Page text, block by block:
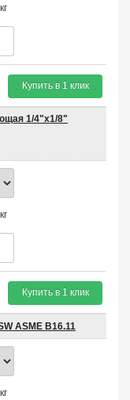
кг
Купить в 1 клик
1/4"х1/8"
кг
Купить в 1 клик
ASME B16.11
кг